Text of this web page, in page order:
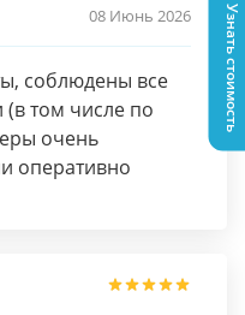
08 Июнь 2026
соблюдены все
(в том числе по
очень
оперативно
Узнать стоимость